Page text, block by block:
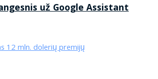
už Google Assistant